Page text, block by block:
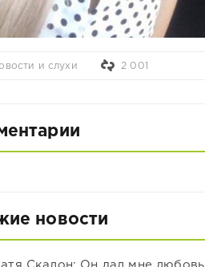
и слухи 2 001
новости
Скалон: Он дал мне любовь